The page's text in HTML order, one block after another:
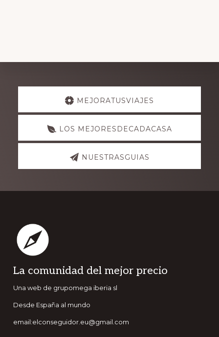
Explore
MEJORATUSVIAJES
LOS MEJORESDECADACASA
NUESTRASGUIAS
Footer
La comunidad del mejor precio
Una web de grupomega iberia sl
Desde España al mundo
email:elconseguidor.eu@gmail.com